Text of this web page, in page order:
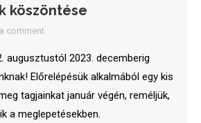
köszöntése
comment
augusztustól 2023. decemberig
Előrelépésük alkalmából egy kis
tagjainkat január végén, reméljük,
a meglepetésekben.